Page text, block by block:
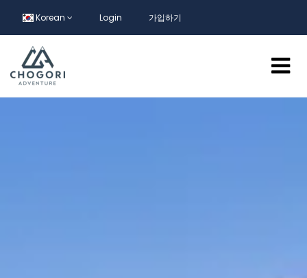
Korean Login 가입하기